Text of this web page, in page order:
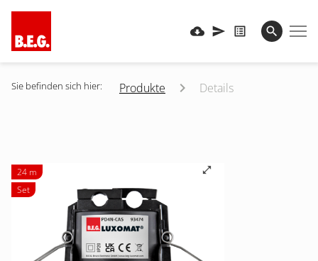
Sie befinden sich hier: Produkte Details
24 m
Set